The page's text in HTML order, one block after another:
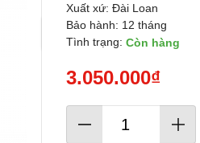
Xuất xứ: Đài Loan
Bảo hành: 12 tháng
Tình trạng:Còn hàng
3.050.000₫